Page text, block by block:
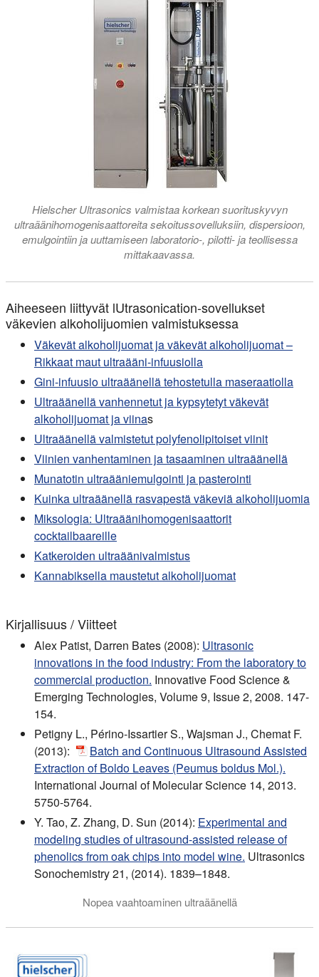
Hielscher Ultrasonics valmistaa korkean suorituskyvyn
ultraäänihomogenisaattoreita sekoitussovelluksiin, dispersioon,
emulgointiin ja uuttamiseen laboratorio-, pilotti- ja teollisessa
mittakaavassa.
Aiheeseen liittyvät lUtrasonication-sovellukset
väkevien alkoholijuomien valmistuksessa
Väkevät alkoholijuomat ja väkevät alkoholijuomat –
Rikkaat maut ultraääni-infuusiolla
Gini-infuusio ultraäänellä tehostetulla maseraatiolla
Ultraäänellä vanhennetut ja kypsytetyt väkevät
alkoholijuomat ja viinas
Ultraäänellä valmistetut polyfenolipitoiset viinit
Viinien vanhentaminen ja tasaaminen ultraäänellä
Munatotin ultraääniemulgointi ja pasterointi
Kuinka ultraäänellä rasvapestä väkeviä alkoholijuomia
Miksologia: Ultraäänihomogenisaattorit
cocktailbaareille
Katkeroiden ultraäänivalmistus
Kannabiksella maustetut alkoholijuomat
Kirjallisuus / Viitteet
Alex Patist, Darren Bates (2008): Ultrasonic
innovations in the food industry: From the laboratory to
commercial production. Innovative Food Science &
Emerging Technologies, Volume 9, Issue 2, 2008. 147-
154.
Petigny L., Périno-Issartier S., Wajsman J., Chemat F.
(2013):
Batch and Continuous Ultrasound Assisted
Extraction of Boldo Leaves (Peumus boldus Mol.).
International Journal of Molecular Science 14, 2013.
5750-5764.
Y. Tao, Z. Zhang, D. Sun (2014): Experimental and
modeling studies of ultrasound-assisted release of
phenolics from oak chips into model wine. Ultrasonics
Sonochemistry 21, (2014). 1839–1848.
Nopea vaahtoaminen ultraäänellä